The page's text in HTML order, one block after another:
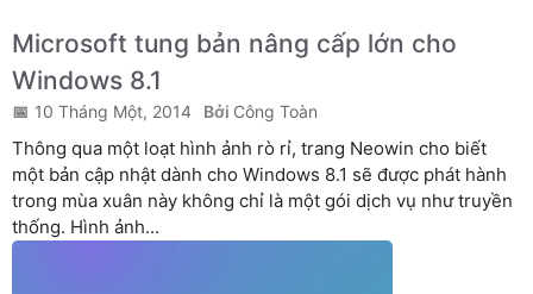
Microsoft tung bản nâng cấp lớn cho
Windows 8.1
10 Tháng Một, 2014 Công Toàn
Thông qua một loạt hình ảnh rò rỉ, trang Neowin cho biết
một bản cập nhật dành cho Windows 8.1 sẽ được phát hành
trong mùa xuân này không chỉ là một gói dịch vụ như truyền
thống. Hình ảnh...